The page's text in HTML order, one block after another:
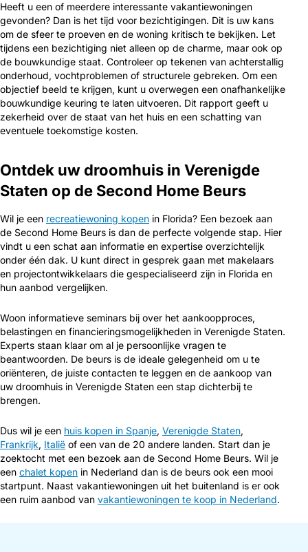
Heeft u een of meerdere interessante vakantiewoningen
gevonden? Dan is het tijd voor bezichtigingen. Dit is uw kans
om de sfeer te proeven en de woning kritisch te bekijken. Let
tijdens een bezichtiging niet alleen op de charme, maar ook op
de bouwkundige staat. Controleer op tekenen van achterstallig
onderhoud, vochtproblemen of structurele gebreken. Om een
objectief beeld te krijgen, kunt u overwegen een onafhankelijke
bouwkundige keuring te laten uitvoeren. Dit rapport geeft u
zekerheid over de staat van het huis en een schatting van
eventuele toekomstige kosten.
Ontdek uw droomhuis in Verenigde
Staten op de Second Home Beurs
Wil je een recreatiewoning kopen in Florida? Een bezoek aan
de Second Home Beurs is dan de perfecte volgende stap. Hier
vindt u een schat aan informatie en expertise overzichtelijk
onder één dak. U kunt direct in gesprek gaan met makelaars
en projectontwikkelaars die gespecialiseerd zijn in Florida en
hun aanbod vergelijken.
Woon informatieve seminars bij over het aankoopproces,
belastingen en financieringsmogelijkheden in Verenigde Staten.
Experts staan klaar om al je persoonlijke vragen te
beantwoorden. De beurs is de ideale gelegenheid om u te
oriënteren, de juiste contacten te leggen en de aankoop van
uw droomhuis in Verenigde Staten een stap dichterbij te
brengen.
Dus wil je een huis kopen in Spanje, Verenigde Staten,
Frankrijk, Italië of een van de 20 andere landen. Start dan je
zoektocht met een bezoek aan de Second Home Beurs. Wil je
een chalet kopen in Nederland dan is de beurs ook een mooi
startpunt. Naast vakantiewoningen uit het buitenland is er ook
een ruim aanbod van vakantiewoningen te koop in Nederland.